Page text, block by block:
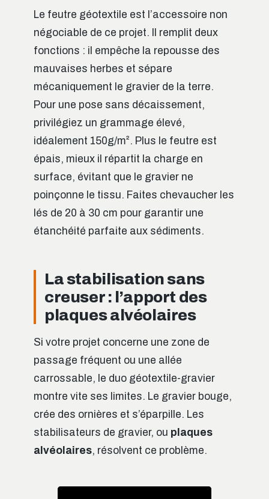
Le feutre géotextile est l’accessoire non
négociable de ce projet. Il remplit deux
fonctions : il empêche la repousse des
mauvaises herbes et sépare
mécaniquement le gravier de la terre.
Pour une pose sans décaissement,
privilégiez un grammage élevé,
idéalement 150g/m². Plus le feutre est
épais, mieux il répartit la charge en
surface, évitant que le gravier ne
poinçonne le tissu. Faites chevaucher les
lés de 20 à 30 cm pour garantir une
étanchéité parfaite aux sédiments.
La stabilisation sans
creuser : l’apport des
plaques alvéolaires
Si votre projet concerne une zone de
passage fréquent ou une allée
carrossable, le duo géotextile-gravier
montre vite ses limites. Le gravier bouge,
crée des ornières et s’éparpille. Les
stabilisateurs de gravier, ou plaques
alvéolaires, résolvent ce problème.